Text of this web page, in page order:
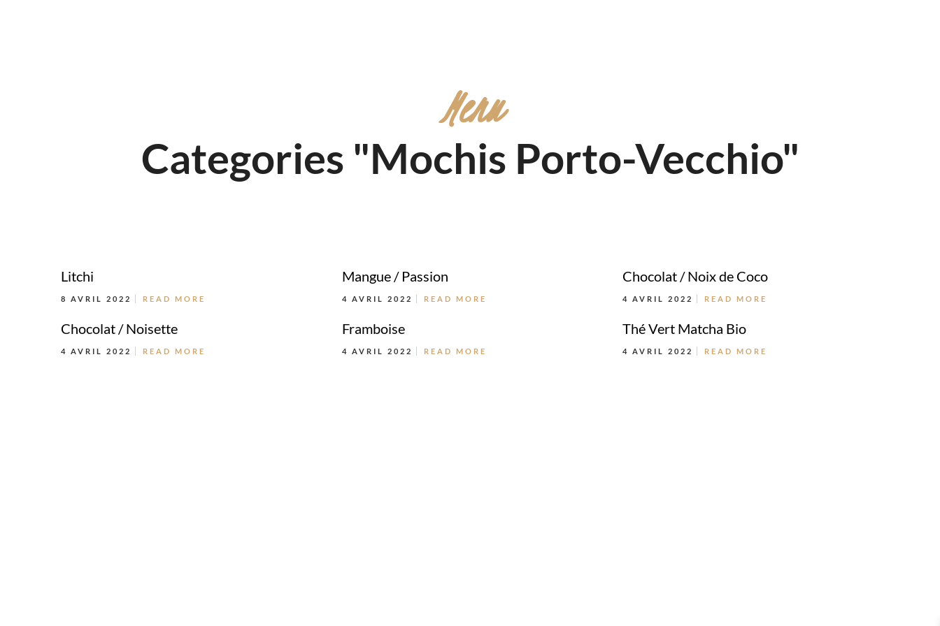
Menu
Categories "Mochis Porto-Vecchio"
Litchi
8 AVRIL 2022 READ MORE
Mangue / Passion
4 AVRIL 2022 READ MORE
Chocolat / Noix de Coco
4 AVRIL 2022 READ MORE
Chocolat / Noisette
4 AVRIL 2022 READ MORE
Framboise
4 AVRIL 2022 READ MORE
Thé Vert Matcha Bio
4 AVRIL 2022 READ MORE